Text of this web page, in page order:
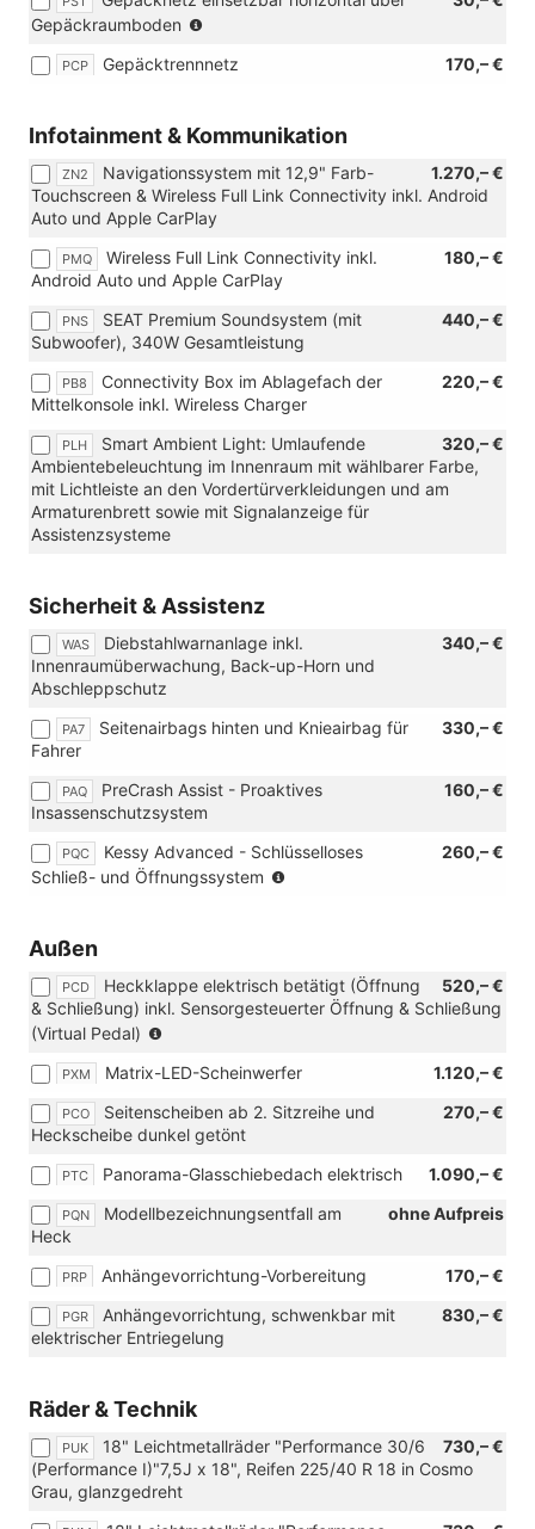
einsetzbar
horizontal
über
Gepäckraumboden)
Gepäckraumboden
eTSI-
PCP 170,– €
Gepäcktrennnetz
Infotainment & Kommunikation
ZN2 1.270,– €
Navigationssystem mit 12,9" Farb-
Touchscreen & Wireless Full Link Connectivity inkl. Android
Auto und Apple CarPlay
PMQ 180,– €
Wireless Full Link Connectivity inkl.
Android Auto und Apple CarPlay
PNS 440,– €
SEAT Premium Soundsystem (mit
Subwoofer), 340W Gesamtleistung
PB8 220,– €
Connectivity Box im Ablagefach der
Mittelkonsole inkl. Wireless Charger
PLH 320,– €
Smart Ambient Light: Umlaufende
Ambientebeleuchtung im Innenraum mit wählbarer Farbe,
mit Lichtleiste an den Vordertürverkleidungen und am
Armaturenbrett sowie mit Signalanzeige für
Assistenzsysteme
Sicherheit & Assistenz
WAS 340,– €
Diebstahlwarnanlage inkl.
Innenraumüberwachung, Back-up-Horn und
Abschleppschutz
PA7 330,– €
Seitenairbags hinten und Knieairbag für
Fahrer
PAQ 160,– €
PreCrash Assist - Proaktives
Insassenschutzsystem
PQC 260,– €
Kessy Advanced - Schlüsselloses
Schließ- und Öffnungssystem
Diebstahlwarnanlage
inkl.
up-
Horn
und
Außen
PCD 520,– €
Heckklappe elektrisch betätigt (Öffnung
& Schließung) inkl. Sensorgesteuerter Öffnung & Schließung
(Virtual Pedal)
Verbindung
[PQC]
Kessy
Advanced
Schlüsselloses
Öffnungssystem)
PXM 1.120,– €
Matrix-LED-Scheinwerfer
PCO 270,– €
Seitenscheiben ab 2. Sitzreihe und
Heckscheibe dunkel getönt
PTC 1.090,– €
Panorama-Glasschiebedach elektrisch
PQN ohne Aufpreis
Modellbezeichnungsentfall am
Heck
PRP 170,– €
Anhängevorrichtung-Vorbereitung
PGR 830,– €
Anhängevorrichtung, schwenkbar mit
elektrischer Entriegelung
Räder & Technik
PUK 730,– €
18" Leichtmetallräder "Performance 30/6
(Performance I)"7,5J x 18", Reifen 225/40 R 18 in Cosmo
Grau, glanzgedreht